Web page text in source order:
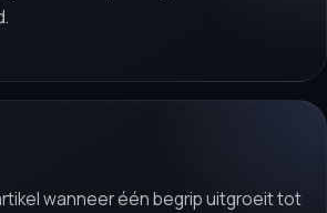
wanneer één begrip uitgroeit tot